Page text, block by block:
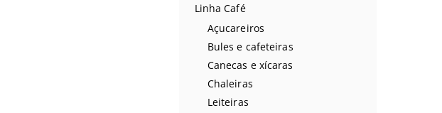
Linha Café
Açucareiros
Bules e cafeteiras
Canecas e xícaras
Chaleiras
Leiteiras